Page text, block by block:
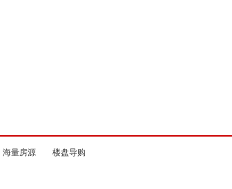
海量房源 楼盘导购